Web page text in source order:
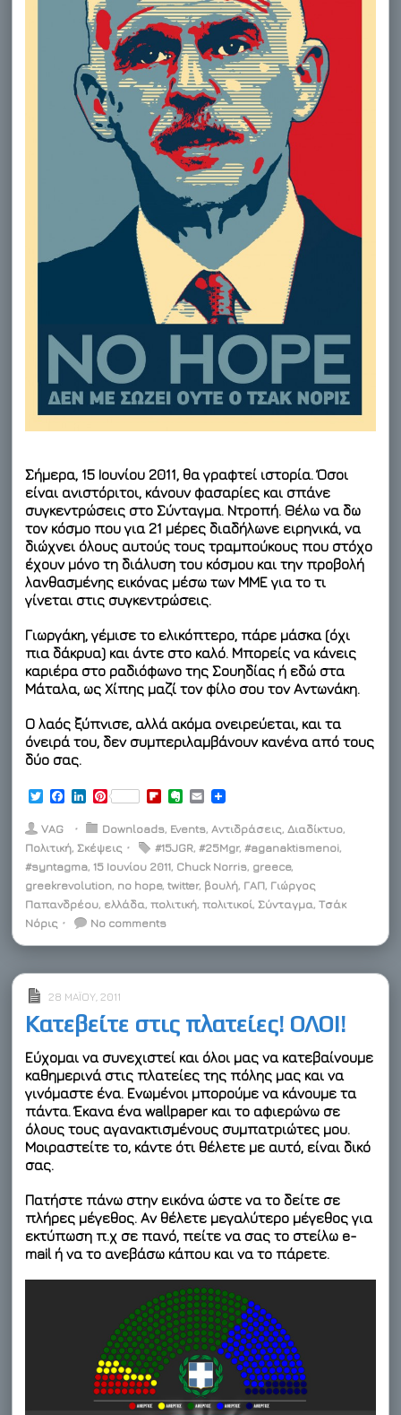
Σήμερα, 15 Ιουνίου 2011, θα γραφτεί ιστορία. Όσοι
είναι ανιστόριτοι, κάνουν φασαρίες και σπάνε
συγκεντρώσεις στο Σύνταγμα. Ντροπή. Θέλω να δω
τον κόσμο που για 21 μέρες διαδήλωνε ειρηνικά, να
διώχνει όλους αυτούς τους τραμπούκους που στόχο
έχουν μόνο τη διάλυση του κόσμου και την προβολή
λανθασμένης εικόνας μέσω των ΜΜΕ για το τι
γίνεται στις συγκεντρώσεις.
Γιωργάκη, γέμισε το ελικόπτερο, πάρε μάσκα (όχι
πια δάκρυα) και άντε στο καλό. Μπορείς να κάνεις
καριέρα στο ραδιόφωνο της Σουηδίας ή εδώ στα
Μάταλα, ως Χίπης μαζί τον φίλο σου τον Αντωνάκη.
Ο λαός ξύπνισε, αλλά ακόμα ονειρεύεται, και τα
όνειρά του, δεν συμπεριλαμβάνουν κανένα από τους
δύο σας.
T
i
t
e
r
F
e
b
o
o
k
L
n
e
d
I
P
n
e
r
e
s
t
F
i
p
b
o
a
r
d
e
n
o
t
E
a
i
l
VAG ⋅ Downloads, Events,Αντιδράσεις,Διαδίκτυο,
Πολιτική,Σκέψεις ⋅ #15JGR,#25Mgr,#aganaktismenoi,
#syntagma,15 Ιουνίου 2011, Chuck Norris, greece,
greekrevolution, no hope,twitter, βουλή, ΓΑΠ, Γιώργος
Παπανδρέου, ελλάδα,πολιτική,πολιτικοί,Σύνταγμα,Τσάκ
Νόρις ⋅ No comments
28 ΜΑΪ́ΟΥ, 2011
Κατεβείτε στις πλατείες! ΟΛΟΙ!
Εύχομαι να συνεχιστεί και όλοι μας να κατεβαίνουμε
καθημερινά στις πλατείες της πόλης μας και να
γινόμαστε ένα. Ενωμένοι μπορούμε να κάνουμε τα
πάντα. Έκανα ένα wallpaper και το αφιερώνω σε
όλους τους αγανακτισμένους συμπατριώτες μου.
Μοιραστείτε το, κάντε ότι θέλετε με αυτό, είναι δικό
σας.
Πατήστε πάνω στην εικόνα ώστε να το δείτε σε
πλήρες μέγεθος. Αν θέλετε μεγαλύτερο μέγεθος για
εκτύπωση π.χ σε πανό, πείτε να σας το στείλω e-
mail ή να το ανεβάσω κάπου και να το πάρετε.